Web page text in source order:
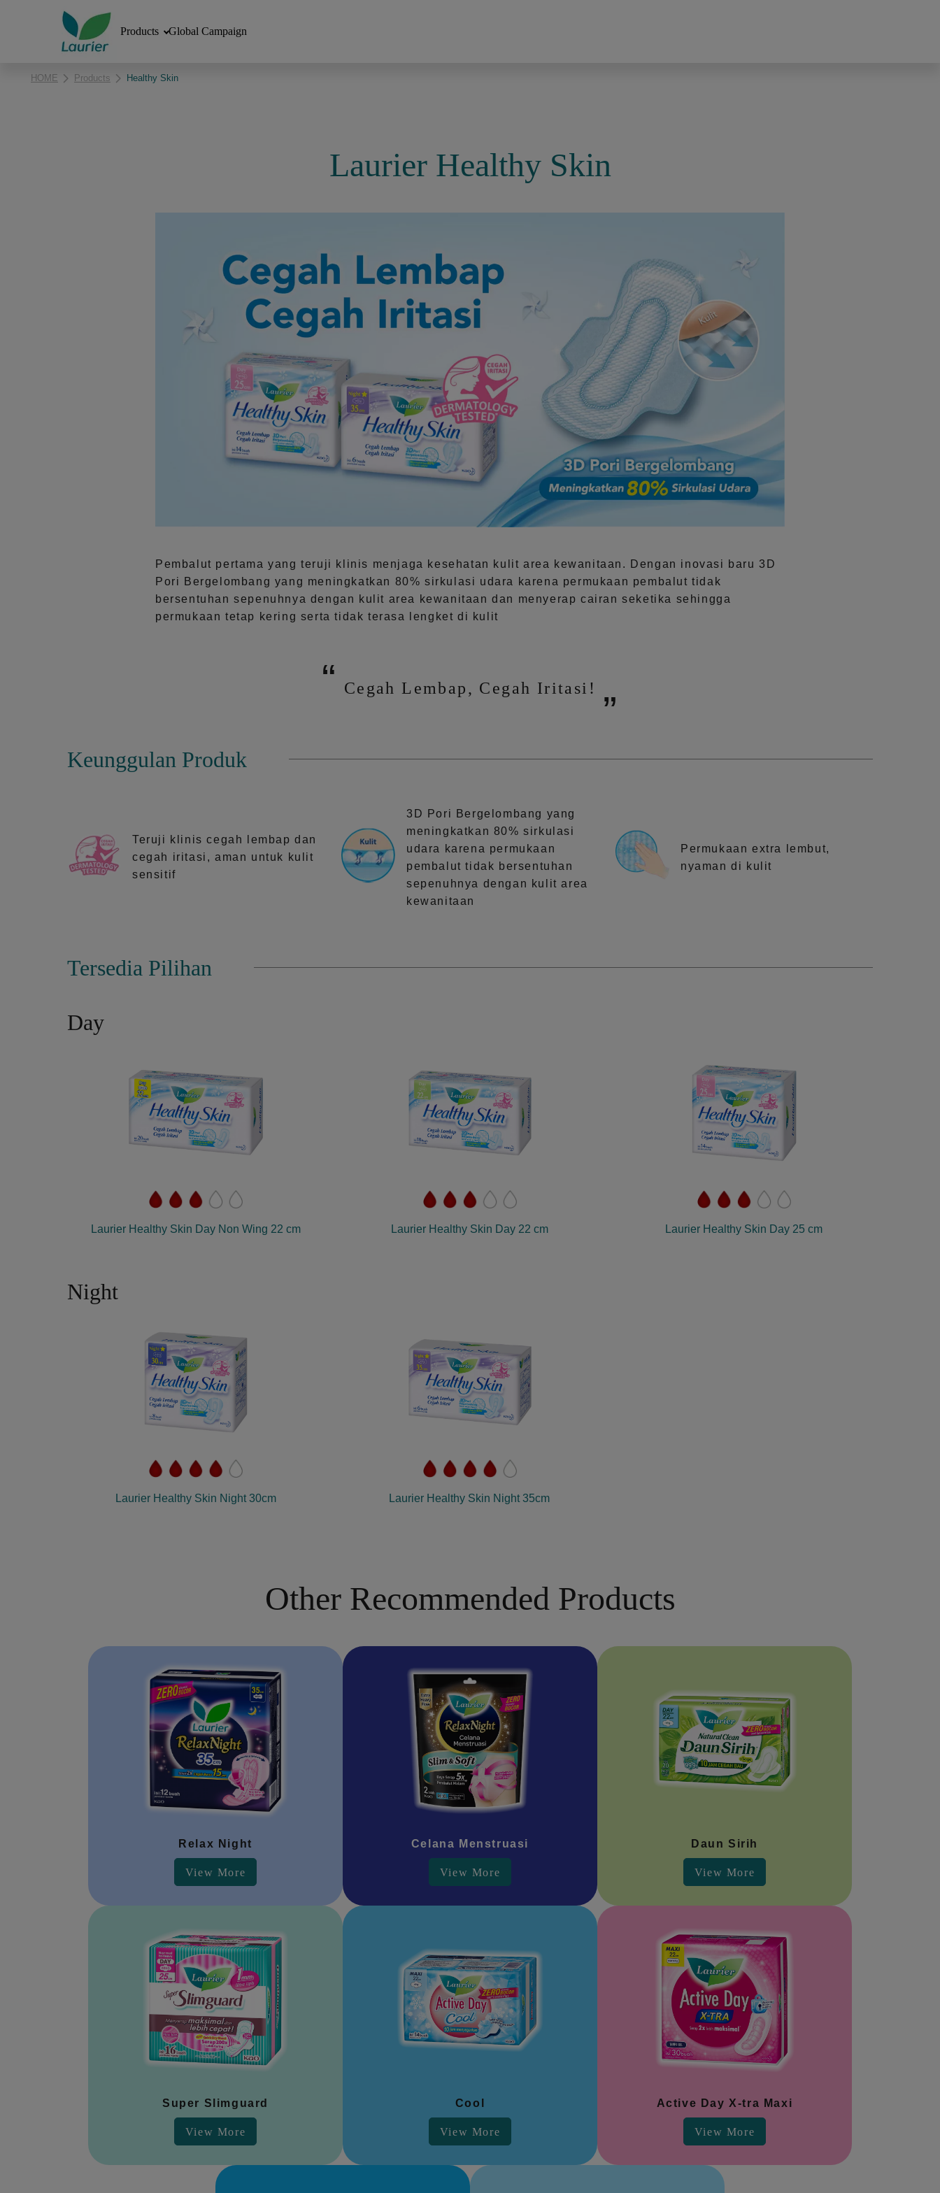
Products Global Campaign
HOME Products Healthy Skin
Laurier Healthy Skin
Pembalut pertama yang teruji klinis menjaga kesehatan kulit area kewanitaan. Dengan inovasi baru 3D
Pori Bergelombang yang meningkatkan 80% sirkulasi udara karena permukaan pembalut tidak
bersentuhan sepenuhnya dengan kulit area kewanitaan dan menyerap cairan seketika sehingga
permukaan tetap kering serta tidak terasa lengket di kulit
Cegah Lembap, Cegah Iritasi!
Keunggulan Produk
Teruji klinis cegah lembap dan
cegah iritasi, aman untuk kulit
sensitif
3D Pori Bergelombang yang
meningkatkan 80% sirkulasi
udara karena permukaan
pembalut tidak bersentuhan
sepenuhnya dengan kulit area
kewanitaan
Permukaan extra lembut,
nyaman di kulit
Tersedia Pilihan
Day
Laurier Healthy Skin Day Non Wing 22 cm Laurier Healthy Skin Day 22 cm Laurier Healthy Skin Day 25 cm
Night
Laurier Healthy Skin Night 30cm Laurier Healthy Skin Night 35cm
Other Recommended Products
Relax Night
View More
Celana Menstruasi
View More
Daun Sirih
View More
Super Slimguard
View More
Cool
View More
Active Day X-tra Maxi
View More